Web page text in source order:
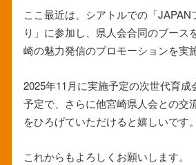
ここ最近は、シアトルでの「JAPAN
り」に参加し、県人会合同のブース
崎の魅力発信のプロモーションを実
2025年11月に実施予定の次世代育
予定で、さらに他宮崎県人会との交
をひろげていただけると嬉しいです。
これからもよろしくお願いします。